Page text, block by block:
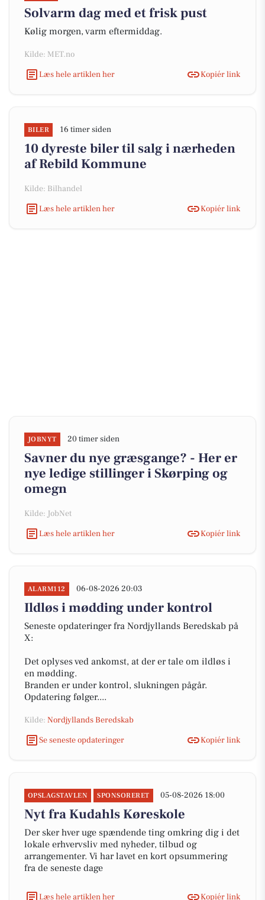
Solvarm dag med et frisk pust
Kølig morgen, varm eftermiddag.
Kilde: MET.no
Læs hele artiklen her
Kopiér link
BILER 16 timer siden
10 dyreste biler til salg i nærheden
af Rebild Kommune
Kilde: Bilhandel
Læs hele artiklen her
Kopiér link
JOBNYT 20 timer siden
Savner du nye græsgange? - Her er
nye ledige stillinger i Skørping og
omegn
Kilde: JobNet
Læs hele artiklen her
Kopiér link
ALARM112 06-08-2026 20:03
Ildløs i mødding under kontrol
Seneste opdateringer fra Nordjyllands Beredskab på
X:
Det oplyses ved ankomst, at der er tale om ildløs i
en mødding.
Branden er under kontrol, slukningen pågår.
Opdatering følger....
Kilde: Nordjyllands Beredskab
Se seneste opdateringer
Kopiér link
OPSLAGSTAVLEN SPONSORERET 05-08-2026 18:00
Nyt fra Kudahls Køreskole
Der sker hver uge spændende ting omkring dig i det
lokale erhvervsliv med nyheder, tilbud og
arrangementer. Vi har lavet en kort opsummering
fra de seneste dage
Læs hele artiklen her Kopiér link